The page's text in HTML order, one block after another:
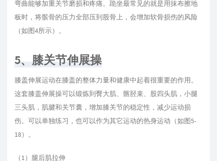
弯曲能够加重关节磨损和疼痛。跪坐最常见的就是用抹布擦地
板时，将髌骨的压力全部压到股骨上，会增加软骨损伤的风险
（如图4所示）。
5、膝关节伸展操
膝盖伸展运动在膝盖的整体力量和健康中起着很重要的作用。
这套膝盖伸展操可以锻炼到臀大肌、髂胫束、股四头肌，小腿
三头肌，肌腱和关节囊，增加膝关节的稳定性，减少运动损
伤。可以单独练习，也可以作为其它运动的热身运动（如图5-
18）。
（1）腿后肌拉伸